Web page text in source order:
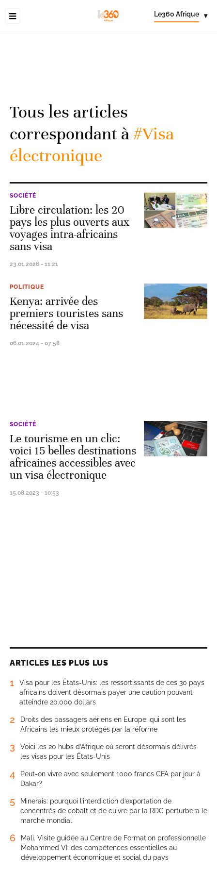
Le360 Afrique ▾
Tous les articles
correspondant à#Visa
électronique
SOCIÉTÉ
Libre circulation: les 20
pays les plus ouverts aux
voyages intra-africains
sans visa
23.01.2026 - 11:21
POLITIQUE
Kenya: arrivée des
premiers touristes sans
nécessité de visa
06.01.2024 - 07:58
SOCIÉTÉ
Le tourisme en un clic:
voici 15 belles destinations
africaines accessibles avec
un visa électronique
15.08.2023 - 10:53
ARTICLES LES PLUS LUS
1
Visa pour les États-Unis: les ressortissants de ces 30 pays
africains doivent désormais payer une caution pouvant
atteindre 20.000 dollars
2
Droits des passagers aériens en Europe: qui sont les
Africains les mieux protégés par la réforme
3
Voici les 20 hubs d’Afrique où seront désormais délivrés
les visas pour les États-Unis
4
Peut-on vivre avec seulement 1000 francs CFA par jour à
Dakar?
5
Minerais: pourquoi l’interdiction d’exportation de
concentrés de cobalt et de cuivre par la RDC perturbera le
marché mondial
6
Mali. Visite guidée au Centre de Formation professionnelle
Mohammed VI: des compétences essentielles au
développement économique et social du pays